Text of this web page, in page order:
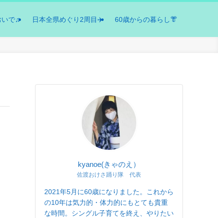
いで♫ 日本全県めぐり2周目✈️ 60歳からの暮らし👘
kyanoe(きゃのえ）
佐渡おけさ踊り隊 代表
2021年5月に60歳になりました。これから
の10年は気力的・体力的にもとても貴重
な時間。シングル子育てを終え、やりたい